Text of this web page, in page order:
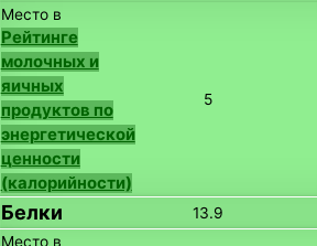
Место в
Рейтинге
молочных и
яичных
продуктов по
энергетической
ценности
(калорийности)
5
Белки
13.9
Место в